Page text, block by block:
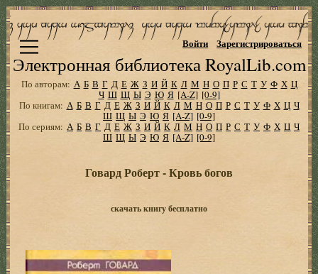
Электронная библиотека RoyalLib.com
Войти Зарегистрироваться
По авторам: А Б В Г Д Е Ж З И Й К Л М Н О П Р С Т У Ф Х Ц
Ч Ш Щ Ы Э Ю Я [A-Z] [0-9]
По книгам: А Б В Г Д Е Ж З И Й К Л М Н О П Р С Т У Ф Х Ц Ч
Ш Щ Ы Э Ю Я [A-Z] [0-9]
По сериям: А Б В Г Д Е Ж З И Й К Л М Н О П Р С Т У Ф Х Ц Ч
Ш Щ Ы Э Ю Я [A-Z] [0-9]
Говард Роберт - Кровь богов
скачать книгу бесплатно